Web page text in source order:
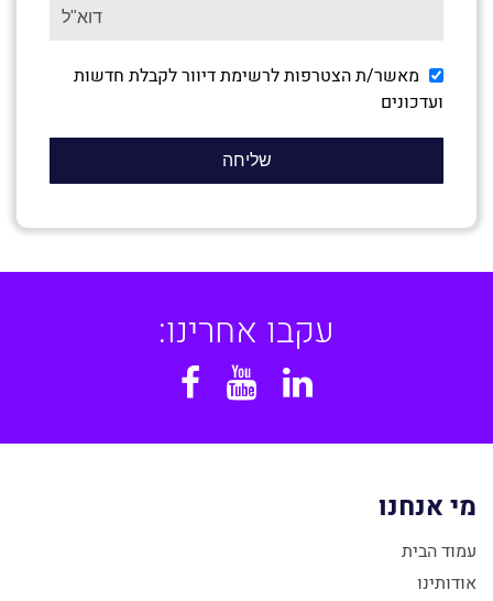
מאשר/ת הצטרפות לרשימת דיוור לקבלת חדשות
ועדכונים
עקבו אחרינו:
Linkedin
YouTube
מי אנחנו
עמוד הבית
אודותינו